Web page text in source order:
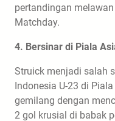
pertandingan
Matchday.
4. Bersinar di Piala
Struick menjadi salah
Indonesia U-23 di
gemilang dengan
2 gol krusial di babak